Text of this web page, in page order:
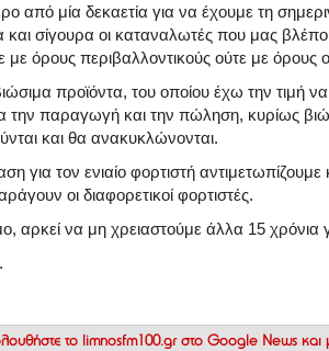
από μία δεκαετία για να έχουμε τη
και σίγουρα οι καταναλωτές που μας
με όρους περιβαλλοντικούς ούτε με όρους
προϊόντα, του οποίου έχω την τιμή
την παραγωγή και την πώληση, κυρίως
και θα ανακυκλώνονται.
για τον ενιαίο φορτιστή
οι διαφορετικοί φορτιστές.
αρκεί να μη χρειαστούμε άλλα 15 χρόνια
το limnosfm100.gr στο Google News και